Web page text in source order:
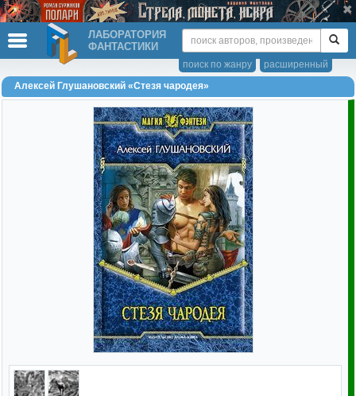
ЛАБОРАТОРИЯ
ФАНТАСТИКИ
расширенный
поиск по жанру
Алексей Глушановский «Стезя чародея»